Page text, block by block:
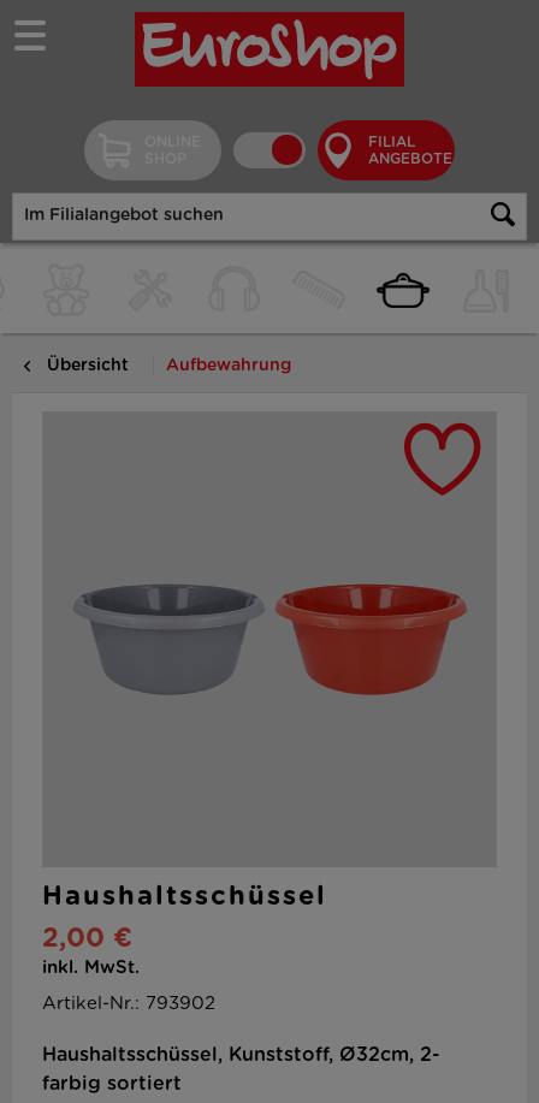
FILIAL
ANGEBOTE
Übersicht Aufbewahrung
Haushaltsschüssel
2,00 €
inkl. MwSt.
Artikel-Nr.: 793902
Haushaltsschüssel, Kunststoff, Ø32cm, 2-
farbig sortiert